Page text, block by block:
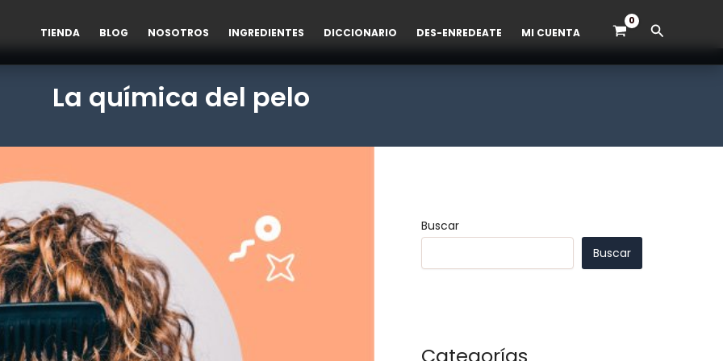
TIENDA BLOG NOSOTROS INGREDIENTES DICCIONARIO DES-ENREDEATE MI CUENTA Buscar
La química del pelo
Buscar
Buscar